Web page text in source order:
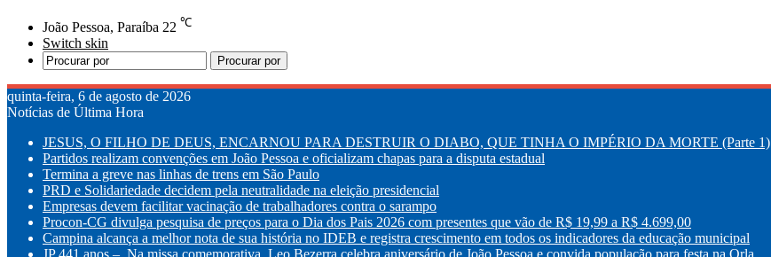
João Pessoa, Paraíba 22 ℃
Switch skin
Procurar por
quinta-feira, 6 de agosto de 2026
Notícias de Última Hora
JESUS, O FILHO DE DEUS, ENCARNOU PARA DESTRUIR O DIABO, QUE TINHA O IMPÉRIO DA MORTE (Parte 1)
Partidos realizam convenções em João Pessoa e oficializam chapas para a disputa estadual
Termina a greve nas linhas de trens em São Paulo
PRD e Solidariedade decidem pela neutralidade na eleição presidencial
Empresas devem facilitar vacinação de trabalhadores contra o sarampo
Procon-CG divulga pesquisa de preços para o Dia dos Pais 2026 com presentes que vão de R$ 19,99 a R$ 4.699,00
Campina alcança a melhor nota de sua história no IDEB e registra crescimento em todos os indicadores da educação municipal